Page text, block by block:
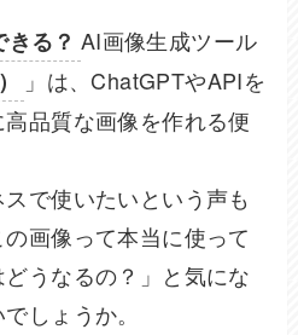
る？ AI画像生成ツール
」は、ChatGPTやAPIを
品質な画像を作れる便
で使いたいという声も
画像って本当に使って
うなるの？」と気にな
しょうか。